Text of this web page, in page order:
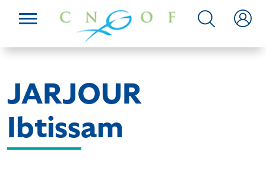
JARJOUR
Ibtissam